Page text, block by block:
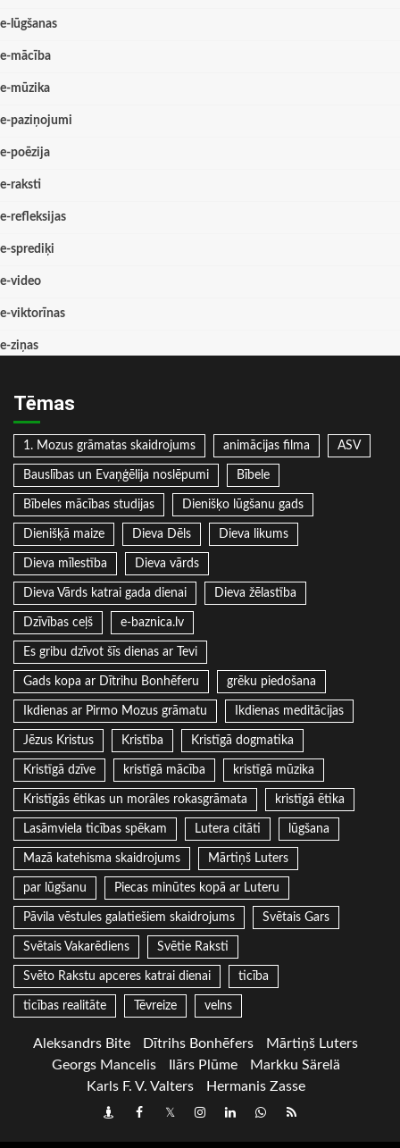
e-lūgšanas
e-mācība
e-mūzika
e-paziņojumi
e-poēzija
e-raksti
e-refleksijas
e-sprediķi
e-video
e-viktorīnas
e-ziņas
Tēmas
1. Mozus grāmatas skaidrojums animācijas filma ASV
Bauslības un Evaņģēlija noslēpumi Bībele
Bībeles mācības studijas Dienišķo lūgšanu gads
Dienišķā maize Dieva Dēls Dieva likums
Dieva mīlestība Dieva vārds
Dieva Vārds katrai gada dienai Dieva žēlastība
Dzīvības ceļš e-baznica.lv
Es gribu dzīvot šīs dienas ar Tevi
Gads kopa ar Dītrihu Bonhēferu grēku piedošana
Ikdienas ar Pirmo Mozus grāmatu Ikdienas meditācijas
Jēzus Kristus Kristība Kristīgā dogmatika
Kristīgā dzīve kristīgā mācība kristīgā mūzika
Kristīgās ētikas un morāles rokasgrāmata kristīgā ētika
Lasāmviela ticības spēkam Lutera citāti lūgšana
Mazā katehisma skaidrojums Mārtiņš Luters
par lūgšanu Piecas minūtes kopā ar Luteru
Pāvila vēstules galatiešiem skaidrojums Svētais Gars
Svētais Vakarēdiens Svētie Raksti
Svēto Rakstu apceres katrai dienai ticība
ticības realitāte Tēvreize velns
Aleksandrs Bite Dītrihs Bonhēfers
Mārtiņš Luters
Georgs Mancelis
Ilārs Plūme
Markku Särelä
Karls F. V. Valters
Hermanis Zasse
DraugiemFacebook
TwitterInstagram
LinkedInwhatsapp
RSS